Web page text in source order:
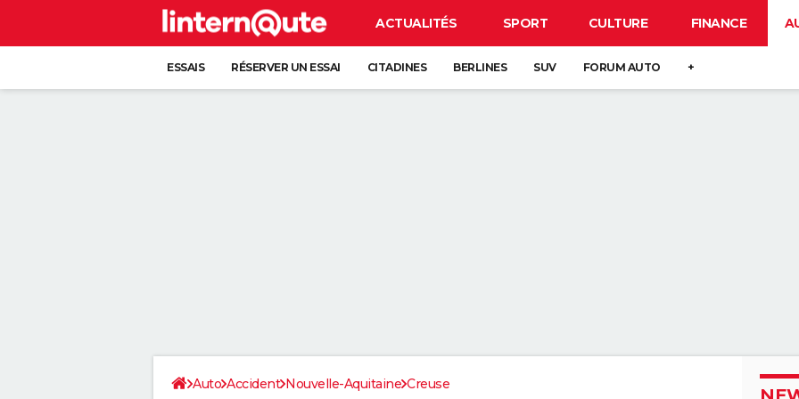
ACTUALITÉS SPORT CULTURE FINANCE
ESSAIS RÉSERVER UN ESSAI CITADINES BERLINES SUV FORUM AUTO +
Auto Accident Nouvelle-Aquitaine Creuse